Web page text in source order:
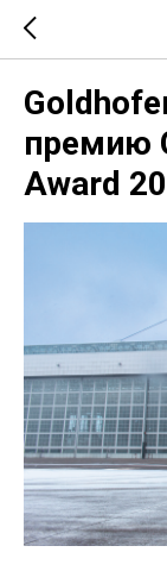
премию
Award